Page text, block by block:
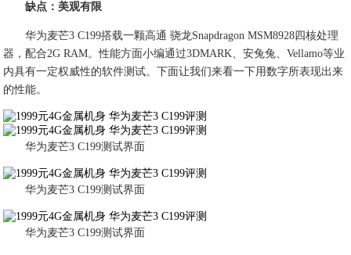
缺点：美观有限
华为麦芒3 C199搭载一颗高通 骁龙Snapdragon MSM8928四核处理
器，配合2G RAM。性能方面小编通过3DMARK、安兔兔、Vellamo等业
内具有一定权威性的软件测试。下面让我们来看一下用数字所表现出来
的性能。
华为麦芒3 C199测试界面
华为麦芒3 C199测试界面
华为麦芒3 C199测试界面